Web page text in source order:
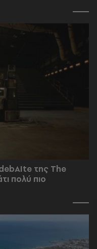
της The
πολύ πιο